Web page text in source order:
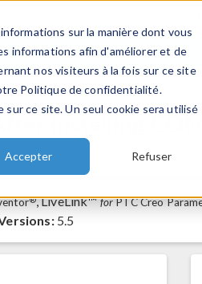
sur la manière dont vous
informations afin d'améliorer et de
nos visiteurs à la fois sur ce site
Politique de confidentialité.
ce site. Un seul cookie sera utilisé
Accepter Refuser
VIDEOS EVENEMENTS
installing
®, LiveLink™forPTC Creo
5.5